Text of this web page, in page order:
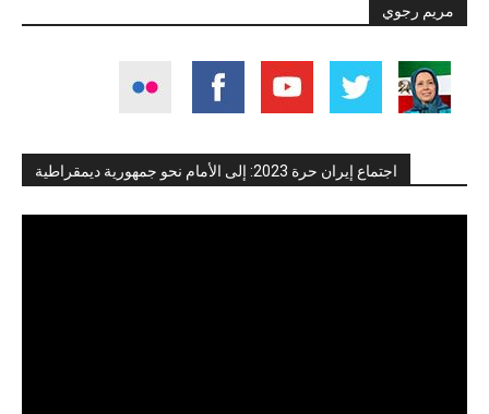
مريم رجوي
اجتماع إيران حرة 2023: إلى الأمام نحو جمهورية ديمقراطية